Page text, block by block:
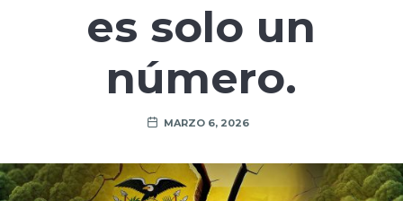
es solo un
número.
MARZO 6, 2026